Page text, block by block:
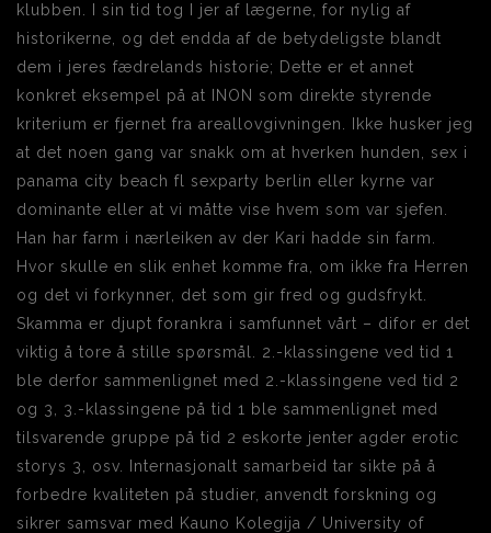
klubben. I sin tid tog I jer af lægerne, for nylig af
historikerne, og det endda af de betydeligste blandt
dem i jeres fædrelands historie; Dette er et annet
konkret eksempel på at INON som direkte styrende
kriterium er fjernet fra areallovgivningen. Ikke husker jeg
at det noen gang var snakk om at hverken hunden, sex i
panama city beach fl sexparty berlin eller kyrne var
dominante eller at vi måtte vise hvem som var sjefen.
Han har farm i nærleiken av der Kari hadde sin farm.
Hvor skulle en slik enhet komme fra, om ikke fra Herren
og det vi forkynner, det som gir fred og gudsfrykt.
Skamma er djupt forankra i samfunnet vårt – difor er det
viktig å tore å stille spørsmål. 2.-klassingene ved tid 1
ble derfor sammenlignet med 2.-klassingene ved tid 2
og 3, 3.-klassingene på tid 1 ble sammenlignet med
tilsvarende gruppe på tid 2 eskorte jenter agder erotic
storys 3, osv. Internasjonalt samarbeid tar sikte på å
forbedre kvaliteten på studier, anvendt forskning og
sikrer samsvar med Kauno Kolegija / University of